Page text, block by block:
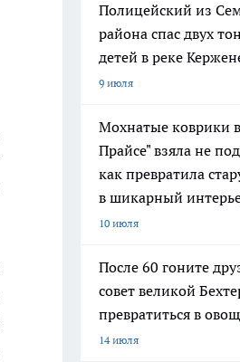
Полицейский из
района спас двух
детей в реке
9 июля
Мохнатые коврики
Прайсе" взяла не
как превратила
в шикарный
10 июля
После 60 гоните
совет великой
превратиться в
14 июля